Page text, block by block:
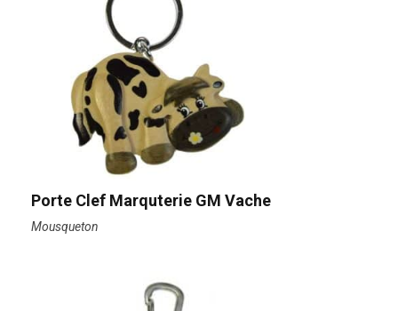
Porte Clef Marquterie GM Vache
Mousqueton